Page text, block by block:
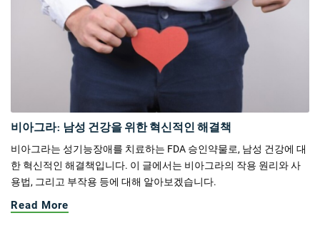
비아그라: 남성 건강을 위한 혁신적인 해결책
비아그라는 성기능장애를 치료하는 FDA 승인약물로, 남성 건강에 대
한 혁신적인 해결책입니다. 이 글에서는 비아그라의 작용 원리와 사
용법, 그리고 부작용 등에 대해 알아보겠습니다.
Read More